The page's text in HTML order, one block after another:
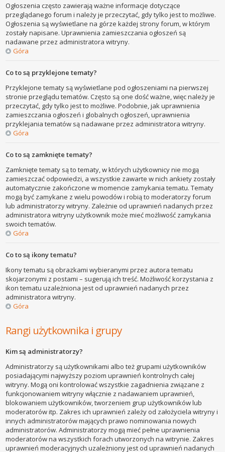
Ogłoszenia często zawierają ważne informacje dotyczące
przeglądanego forum i należy je przeczytać, gdy tylko jest to możliwe.
Ogłoszenia są wyświetlane na górze każdej strony forum, w którym
zostały napisane. Uprawnienia zamieszczania ogłoszeń są
nadawane przez administratora witryny.
Góra
Co to są przyklejone tematy?
Przyklejone tematy są wyświetlane pod ogłoszeniami na pierwszej
stronie przeglądu tematów. Często są one dość ważne, więc należy je
przeczytać, gdy tylko jest to możliwe. Podobnie, jak uprawnienia
zamieszczania ogłoszeń i globalnych ogłoszeń, uprawnienia
przyklejania tematów są nadawane przez administratora witryny.
Góra
Co to są zamknięte tematy?
Zamknięte tematy są to tematy, w których użytkownicy nie mogą
zamieszczać odpowiedzi, a wszystkie zawarte w nich ankiety zostały
automatycznie zakończone w momencie zamykania tematu. Tematy
mogą być zamykane z wielu powodów i robią to moderatorzy forum
lub administratorzy witryny. Zależnie od uprawnień nadanych przez
administratora witryny użytkownik może mieć możliwość zamykania
swoich tematów.
Góra
Co to są ikony tematu?
Ikony tematu są obrazkami wybieranymi przez autora tematu
skojarzonymi z postami – sugerują ich treść. Możliwość korzystania z
ikon tematu uzależniona jest od uprawnień nadanych przez
administratora witryny.
Góra
Rangi użytkownika i grupy
Kim są administratorzy?
Administratorzy są użytkownikami albo też grupami użytkowników
posiadającymi najwyższy poziom uprawnień kontrolnych całej
witryny. Mogą oni kontrolować wszystkie zagadnienia związane z
funkcjonowaniem witryny włącznie z nadawaniem uprawnień,
blokowaniem użytkowników, tworzeniem grup użytkowników lub
moderatorów itp. Zakres ich uprawnień zależy od założyciela witryny i
innych administratorów mających prawo nominowania nowych
administratorów. Administratorzy mogą mieć pełne uprawnienia
moderatorów na wszystkich forach utworzonych na witrynie. Zakres
uprawnień moderacyjnych uzależniony jest od uprawnień nadanych